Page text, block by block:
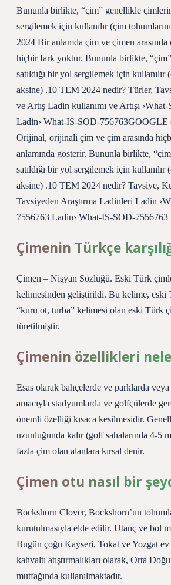
Bununla birlikte, “çim” genellikle çimlerin
sergilemek için kullanılır (çim
2024 Bir anlamda çim ve çimen
hiçbir fark yoktur. Bununla birlikte,
satıldığı bir yol sergilemek için kullanılır
aksine) .10 TEM 2024 nedir? Türler,
ve Artış Ladin kullanımı ve Artışı
Ladin› What-IS-SOD-
Orijinal, orijinali çim ve çim arasında
anlamında gösterir. Bununla birlikte,
satıldığı bir yol sergilemek için kullanılır
aksine) .10 TEM 2024 nedir? Tavsiye,
Tavsiyeden Araştırma Ladinleri Ladin
7556763 Ladin› What-IS-SOD-7556763
Çimenin Türkçe
Çimen – Nişyan Sözlüğü. Eski Türk
kelimesinden geliştirildi. Bu kelime, eski
“kuru ot, turba” kelimesi olan eski Türk
türetilmiştir.
Çimenin özellikleri
Esas olarak bahçelerde ve parklarda
amacıyla stadyumlarda ve golfçülerde
önemli özelliği kısaca kesilmesidir.
uzunluğunda kalır (golf sahalarında 4-5
fazla çim olan alanlara kırsal denir.
Çimen otu nasıl bir
Bockshorn Clover, Bockshorn’un
kurutulmasıyla elde edilir. Utanç ve bol
Bugün çoğu Kayseri, Tokat ve Yozgat ev
kahvaltı atıştırmalıkları olarak, Orta
mutfağında kullanılmaktadır.